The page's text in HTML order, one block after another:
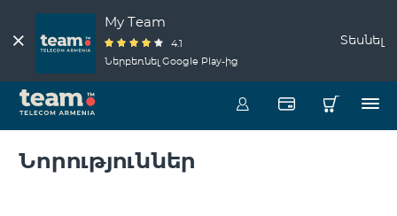
My Team
4.1
Ներբեռնել Google Play-ից
Տեսնել
Նորություններ